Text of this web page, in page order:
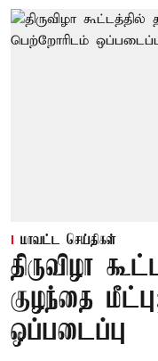
மாவட்ட செய்திகள்
திருவிழா
குழந்தை
ஒப்படைப்பு